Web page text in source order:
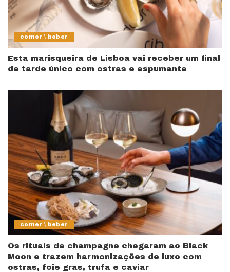
comer \ beber
Esta marisqueira de Lisboa vai receber um final
de tarde único com ostras e espumante
comer \ beber
Os rituais de champagne chegaram ao Black
Moon e trazem harmonizações de luxo com
ostras, foie gras, trufa e caviar